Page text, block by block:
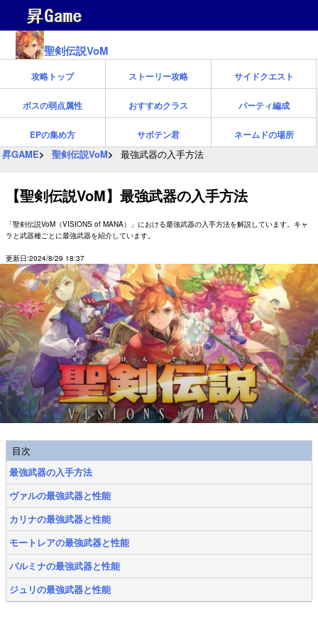
聖剣伝説VoM
攻略トップ ストーリー攻略 サイドクエスト
ボスの弱点属性 おすすめクラス パーティ編成
EPの集め方 サボテン君 ネームドの場所
昇GAME 聖剣伝説VoM 最強武器の入手方法
【聖剣伝説VoM】最強武器の入手方法
「聖剣伝説VoM（VISIONS of MANA）」における最強武器の入手方法を解説しています。キャ
ラと武器種ごとに最強武器を紹介しています。
更新日:2024/8/29 18:37
目次
最強武器の入手方法
ヴァルの最強武器と性能
カリナの最強武器と性能
モートレアの最強武器と性能
パルミナの最強武器と性能
ジュリの最強武器と性能